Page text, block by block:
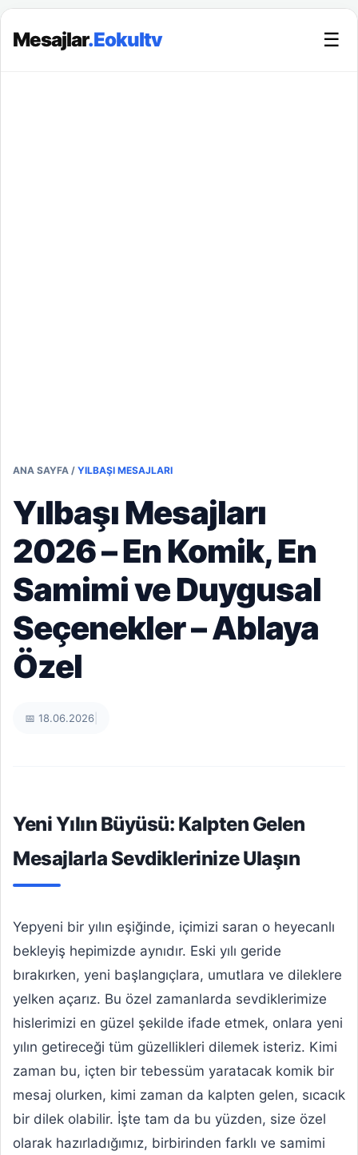
Mesajlar.Eokultv ☰
ANA SAYFA / YILBAŞI MESAJLARI
Yılbaşı Mesajları
2026 – En Komik, En
Samimi ve Duygusal
Seçenekler – Ablaya
Özel
📅 18.06.2026
Yeni Yılın Büyüsü: Kalpten Gelen
Mesajlarla Sevdiklerinize Ulaşın
Yepyeni bir yılın eşiğinde, içimizi saran o heyecanlı
bekleyiş hepimizde aynıdır. Eski yılı geride
bırakırken, yeni başlangıçlara, umutlara ve dileklere
yelken açarız. Bu özel zamanlarda sevdiklerimize
hislerimizi en güzel şekilde ifade etmek, onlara yeni
yılın getireceği tüm güzellikleri dilemek isteriz. Kimi
zaman bu, içten bir tebessüm yaratacak komik bir
mesaj olurken, kimi zaman da kalpten gelen, sıcacık
bir dilek olabilir. İşte tam da bu yüzden, size özel
olarak hazırladığımız, birbirinden farklı ve samimi